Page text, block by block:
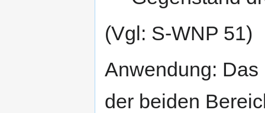
(Vgl: S-WNP 51)
Anwendung:
der beiden